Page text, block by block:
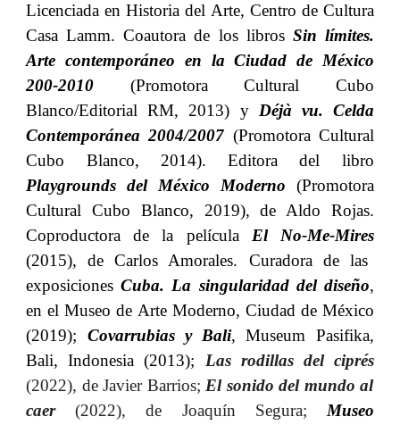
Licenciada en Historia del Arte, Centro de Cultura
Casa Lamm. Coautora de los libros Sin límites.
Arte contemporáneo en la Ciudad de México
200-2010 (Promotora Cultural Cubo
Blanco/Editorial RM, 2013) y Déjà vu. Celda
Contemporánea 2004/2007 (Promotora Cultural
Cubo Blanco, 2014). Editora del libro
Playgrounds del México Moderno
(Promotora
Cultural Cubo Blanco, 2019), de Aldo Rojas.
Coproductora de la película El No-Me-Mires
(2015), de Carlos Amorales. Curadora de las
exposicionesCuba. La singularidad del diseño,
en el Museo de Arte Moderno, Ciudad de México
(2019); Covarrubias y Bali, Museum Pasifika,
Bali, Indonesia (2013);
Las rodillas del ciprés
(2022), de Javier Barrios; El sonido del mundo al
caer(2022), de Joaquín Segura;
Museo